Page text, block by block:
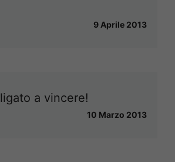
9 Aprile 2013
a vincere!
10 Marzo 2013